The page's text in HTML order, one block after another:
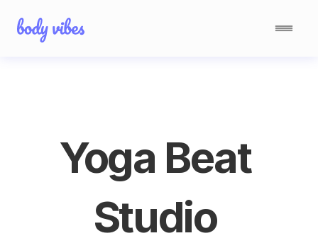
Yoga Beat
Studio